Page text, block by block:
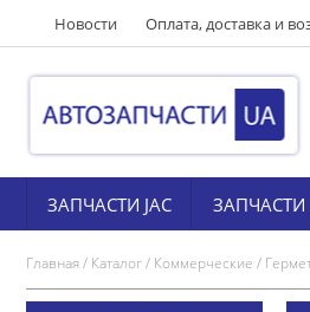
Новости Оплата, доставка и
ЗАПЧАСТИ JAC ЗАПЧАСТИ
Главная/ Каталог/ Коммерческие /